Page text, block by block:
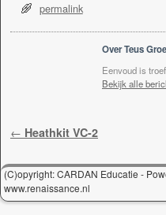
permalink
Over Teus
Eenvoud is
Bekijk alle
Berichtnavigatie
← Heathkit VC-2
(C)opyright: CARDAN Educatie -
www.renaissance.nl